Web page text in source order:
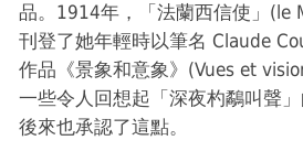
品。1914年，「法蘭西信使」(le
刊登了她年輕時以筆名 Claude
作品《景象和意象》(Vues et
一些令人回想起「深夜杓鷸叫聲
後來也承認了這點。